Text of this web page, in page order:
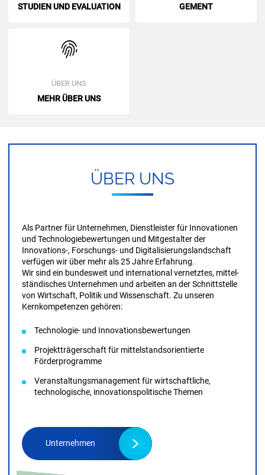
STU­DI­EN UND EVA­LUA­TI­ON
GE­MENT
ÜBER UNS
MEHR ÜBER UNS
ÜBER UNS
Als Partner für Unternehmen, Dienstleister für Innovationen
und Technologie­bewertungen und Mitgestalter der
Innovations-, Forschungs- und Digitalisierungs­landschaft
verfügen wir über mehr als 25 Jahre Erfahrung.
Wir sind ein bundes­weit und international vernetztes, mittel­
ständisches Unternehmen und arbeiten an der Schnitt­stelle
von Wirtschaft, Politik und Wissen­schaft. Zu unseren
Kernkompetenzen gehören:
Technologie- und Innovationsbewertungen
Projektträgerschaft für mittelstandsorientierte
Förderprogramme
Veranstaltungs­management für wirtschaftliche,
technologische, innovationspolitische Themen
Unternehmen